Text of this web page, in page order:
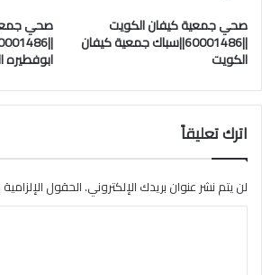
صحي جمعية كيفان الكويت
||60001486||سباك جمعية كيفان
الكويت
صحي
ابوفطيره
اترك تعليقاً
لن يتم نشر عنوان بريدك الإلكتروني.الحقول